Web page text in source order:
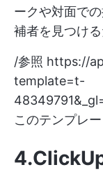
ークや対面で
補者を見つけ
/参照 https://
template=t-
このテンプレ